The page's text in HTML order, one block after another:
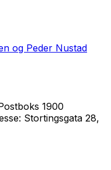
og Peder Nustad
1900
Stortingsgata 28,